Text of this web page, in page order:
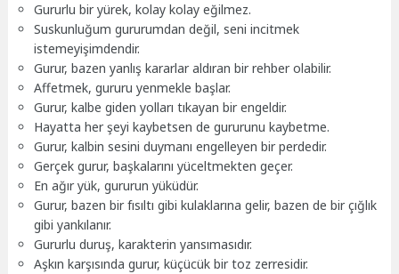
Gururlu bir yürek, kolay kolay eğilmez.
Suskunluğum gururumdan değil, seni incitmek
istemeyişimdendir.
Gurur, bazen yanlış kararlar aldıran bir rehber olabilir.
Affetmek, gururu yenmekle başlar.
Gurur, kalbe giden yolları tıkayan bir engeldir.
Hayatta her şeyi kaybetsen de gururunu kaybetme.
Gurur, kalbin sesini duymanı engelleyen bir perdedir.
Gerçek gurur, başkalarını yüceltmekten geçer.
En ağır yük, gururun yüküdür.
Gurur, bazen bir fısıltı gibi kulaklarına gelir, bazen de bir çığlık
gibi yankılanır.
Gururlu duruş, karakterin yansımasıdır.
Aşkın karşısında gurur, küçücük bir toz zerresidir.